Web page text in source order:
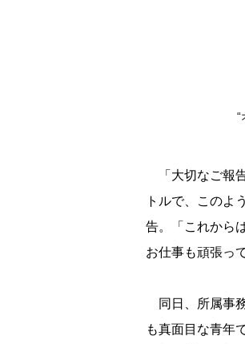
「大切なご報
トルで、このよ
告。「これから
お仕事も頑張っ
同日、所属事
も真面目な青年